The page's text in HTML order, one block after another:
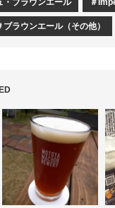
・ブラウンエール
ブラウンエール（その他）